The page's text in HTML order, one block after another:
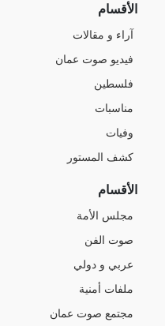
الأقسام
آراء و مقالات
فيديو صوت عمان
فلسطين
مناسبات
وفيات
كشف المستور
الأقسام
مجلس الأمة
صوت الفن
عربي و دولي
ملفات أمنية
مجتمع صوت عمان